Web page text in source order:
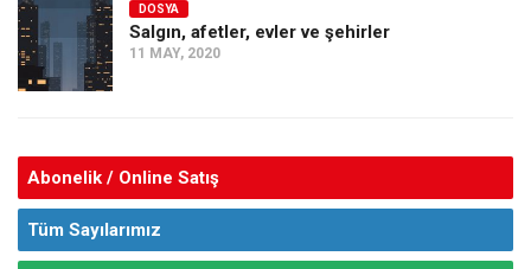
DOSYA
Salgın, afetler, evler ve şehirler
11 MAY, 2020
Abonelik / Online Satış
Tüm Sayılarımız